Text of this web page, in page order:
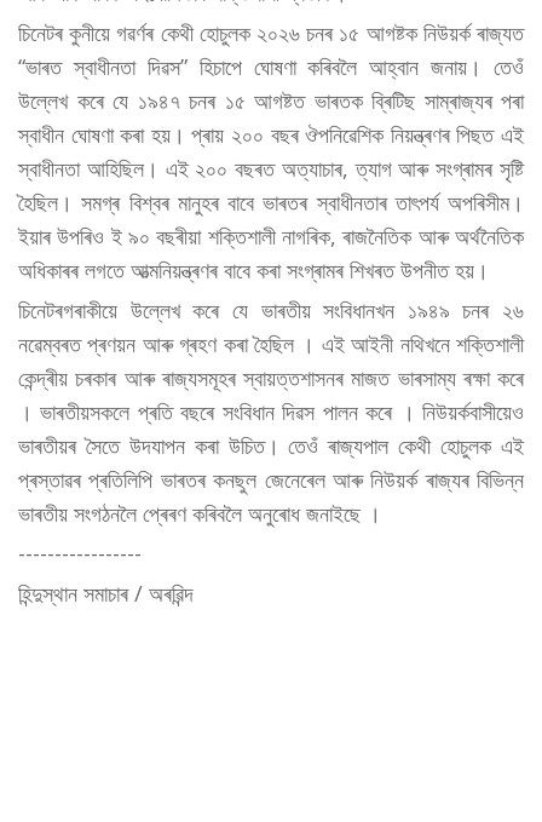
চিনেটৰ কুনীয়ে গৱৰ্ণৰ কেথী হোচুলক ২০২৬ চনৰ ১৫ আগষ্টক নিউয়ৰ্ক ৰাজ্যত
“ভাৰত স্বাধীনতা দিৱস” হিচাপে ঘোষণা কৰিবলৈ আহ্বান জনায়। তেওঁ
উল্লেখ কৰে যে ১৯৪৭ চনৰ ১৫ আগষ্টত ভাৰতক ব্ৰিটিছ সাম্ৰাজ্যৰ পৰা
স্বাধীন ঘোষণা কৰা হয়। প্ৰায় ২০০ বছৰ ঔপনিৱেশিক নিয়ন্ত্ৰণৰ পিছত এই
স্বাধীনতা আহিছিল। এই ২০০ বছৰত অত্যাচাৰ, ত্যাগ আৰু সংগ্ৰামৰ সৃষ্টি
হৈছিল। সমগ্ৰ বিশ্বৰ মানুহৰ বাবে ভাৰতৰ স্বাধীনতাৰ তাৎপৰ্য অপৰিসীম।
ইয়াৰ উপৰিও ই ৯০ বছৰীয়া শক্তিশালী নাগৰিক, ৰাজনৈতিক আৰু অৰ্থনৈতিক
অধিকাৰৰ লগতে আত্মনিয়ন্ত্ৰণৰ বাবে কৰা সংগ্ৰামৰ শিখৰত উপনীত হয়।
চিনেটৰগৰাকীয়ে উল্লেখ কৰে যে ভাৰতীয় সংবিধানখন ১৯৪৯ চনৰ ২৬
নৱেম্বৰত প্ৰণয়ন আৰু গ্ৰহণ কৰা হৈছিল । এই আইনী নথিখনে শক্তিশালী
কেন্দ্ৰীয় চৰকাৰ আৰু ৰাজ্যসমূহৰ স্বায়ত্তশাসনৰ মাজত ভাৰসাম্য ৰক্ষা কৰে
। ভাৰতীয়সকলে প্ৰতি বছৰে সংবিধান দিৱস পালন কৰে । নিউয়ৰ্কবাসীয়েও
ভাৰতীয়ৰ সৈতে উদযাপন কৰা উচিত। তেওঁ ৰাজ্যপাল কেথী হোচুলক এই
প্ৰস্তাৱৰ প্ৰতিলিপি ভাৰতৰ কনছুল জেনেৰেল আৰু নিউয়ৰ্ক ৰাজ্যৰ বিভিন্ন
ভাৰতীয় সংগঠনলৈ প্ৰেৰণ কৰিবলৈ অনুৰোধ জনাইছে ।
-----------------
হিন্দুস্থান সমাচাৰ / অৰৱিন্দ